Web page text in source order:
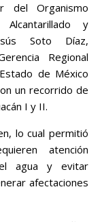
del Organismo
y
Soto Díaz,
Regional
de México
un recorrido de
I y II.
lo cual permitió
atención
agua y evitar
afectaciones